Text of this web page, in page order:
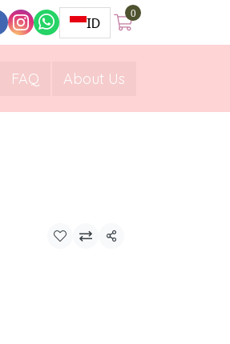
ID
0
FAQ About Us
Share